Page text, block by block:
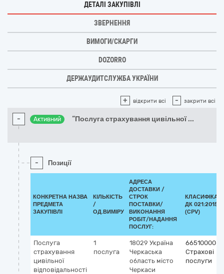
ДЕТАЛІ ЗАКУПІВЛІ
ЗВЕРНЕННЯ
ВИМОГИ/СКАРГИ
DOZORRO
ДЕРЖАУДИТСЛУЖБА УКРАЇНИ
+ відкрити всі - закрити всі
- Активний “Послуга страхування цивільної ...
- Позиції
КОНКРЕТНА НАЗВА
ПРЕДМЕТА
ЗАКУПІВЛІ
КІЛЬКІСТЬ
/
ОД.ВИМІРУ
АДРЕСА
ДОСТАВКИ /
СТРОК
ПОСТАВКИ/
ВИКОНАННЯ
РОБІТ/НАДАННЯ
ПОСЛУГ:
ДК 021:2015
(CPV)
Послуга
страхування
цивільної
відповідальності
1
послуга
18029 Україна
Черкаська
область місто
Черкаси
66510000-8
Страхові
послуги